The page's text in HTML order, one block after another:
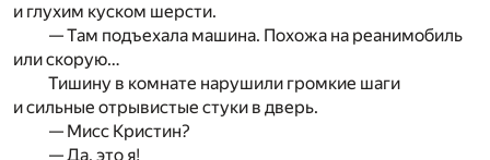
и глухим куском шерсти.
— Там подъехала машина. Похожа на реанимобиль
или скорую…
Тишину в комнате нарушили громкие шаги
и сильные отрывистые стуки в дверь.
— Мисс Кристин?
— Да, это я!